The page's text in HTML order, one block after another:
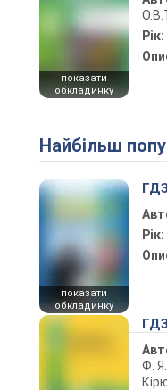
показати
обкладинку
Рік:
Найбільш
показати
обкладинку
Рік:
Ф.